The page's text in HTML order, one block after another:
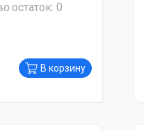
остаток: 0
В корзину